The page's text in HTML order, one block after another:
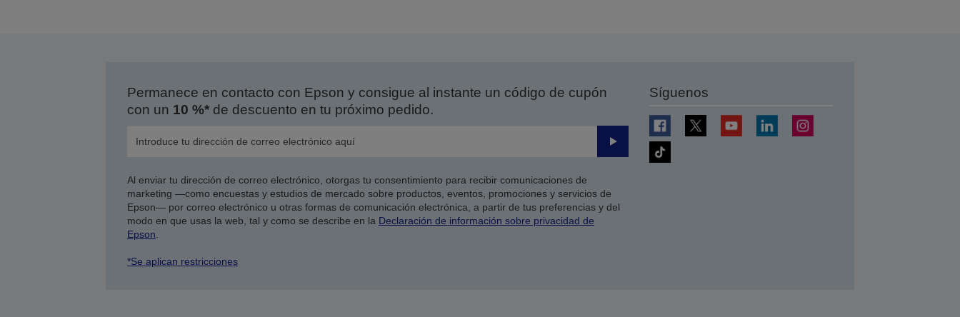
Permanece en contacto con Epson y consigue al instante un código de cupón
con un 10 %*de descuento en tu próximo pedido.
Enviar
Al enviar tu dirección de correo electrónico, otorgas tu consentimiento para recibir comunicaciones de
marketing —como encuestas y estudios de mercado sobre productos, eventos, promociones y servicios de
Epson— por correo electrónico u otras formas de comunicación electrónica, a partir de tus preferencias y del
modo en que usas la web, tal y como se describe en la Declaración de información sobre privacidad de
Epson.
*Se aplican restricciones
Síguenos